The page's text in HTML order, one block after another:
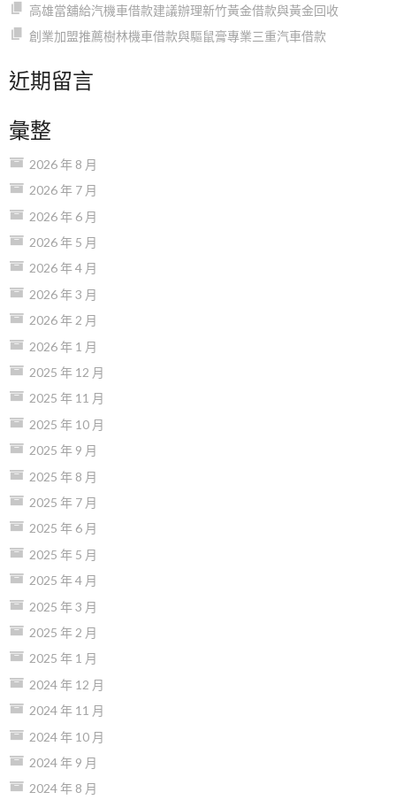
高雄當舖給汽機車借款建議辦理新竹黃金借款與黃金回收
創業加盟推薦樹林機車借款與驅鼠膏專業三重汽車借款
近期留言
彙整
2026 年 8 月
2026 年 7 月
2026 年 6 月
2026 年 5 月
2026 年 4 月
2026 年 3 月
2026 年 2 月
2026 年 1 月
2025 年 12 月
2025 年 11 月
2025 年 10 月
2025 年 9 月
2025 年 8 月
2025 年 7 月
2025 年 6 月
2025 年 5 月
2025 年 4 月
2025 年 3 月
2025 年 2 月
2025 年 1 月
2024 年 12 月
2024 年 11 月
2024 年 10 月
2024 年 9 月
2024 年 8 月